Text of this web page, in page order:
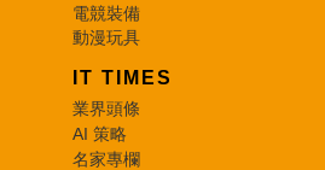
電競裝備
動漫玩具
IT TIMES
業界頭條
AI 策略
名家專欄